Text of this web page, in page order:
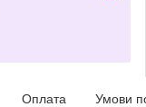
Оплата Умови